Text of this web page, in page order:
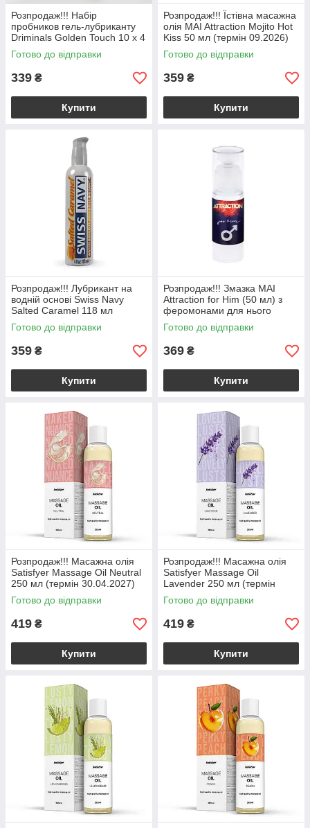
Розпродаж!!! Набір
пробников гель-лубриканту
Driminals Golden Touch 10 x 4
мл (термін 04.2027)
Готово до відправки
339 ₴
Купити
Розпродаж!!! Їстівна масажна
олія MAI Attraction Mojito Hot
Kiss 50 мл (термін 09.2026)
Готово до відправки
359 ₴
Купити
Розпродаж!!! Лубрикант на
водній основі Swiss Navy
Salted Caramel 118 мл
(термін 13.09.2026)
Готово до відправки
359 ₴
Купити
Розпродаж!!! Змазка MAI
Attraction for Him (50 мл) з
феромонами для нього
(термін 09.2026)
Готово до відправки
369 ₴
Купити
Розпродаж!!! Масажна олія
Satisfyer Massage Oil Neutral
250 мл (термін 30.04.2027)
Готово до відправки
419 ₴
Купити
Розпродаж!!! Масажна олія
Satisfyer Massage Oil
Lavender 250 мл (термін
30.04.2027)
Готово до відправки
419 ₴
Купити